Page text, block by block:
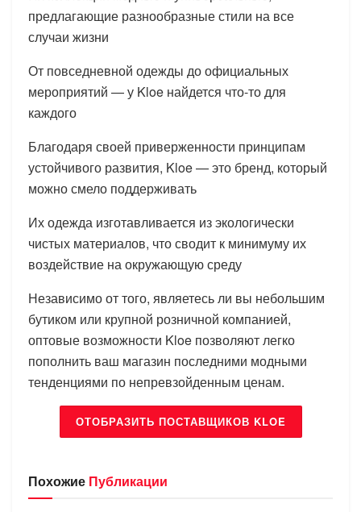
предлагающие разнообразные стили на все
случаи жизни
От повседневной одежды до официальных
мероприятий — у Kloe найдется что-то для
каждого
Благодаря своей приверженности принципам
устойчивого развития, Kloe — это бренд, который
можно смело поддерживать
Их одежда изготавливается из экологически
чистых материалов, что сводит к минимуму их
воздействие на окружающую среду
Независимо от того, являетесь ли вы небольшим
бутиком или крупной розничной компанией,
оптовые возможности Kloe позволяют легко
пополнить ваш магазин последними модными
тенденциями по непревзойденным ценам.
ОТОБРАЗИТЬ ПОСТАВЩИКОВ KLOE
Похожие Публикации
БРЕНДЫ